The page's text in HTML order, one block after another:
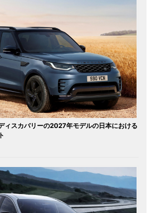
ィスカバリーの2027年モデルの日本における